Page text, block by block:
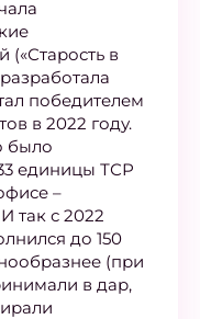
в
победителем
в 2022 году.
было
единицы ТСР
–
так с 2022
до 150
(при
в дар,